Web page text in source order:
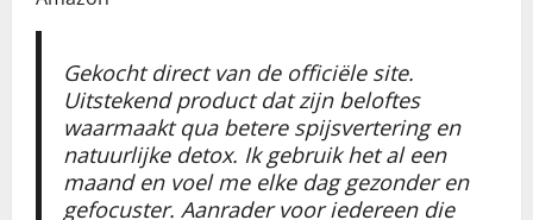
Gekocht direct van de officiële site.
Uitstekend product dat zijn beloftes
waarmaakt qua betere spijsvertering en
natuurlijke detox. Ik gebruik het al een
maand en voel me elke dag gezonder en
gefocuster. Aanrader voor iedereen die